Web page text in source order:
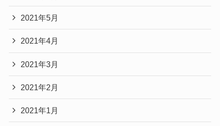
2021年5月
2021年4月
2021年3月
2021年2月
2021年1月